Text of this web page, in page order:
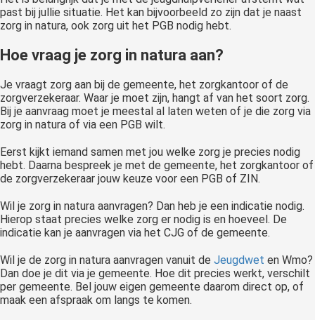
past bij jullie situatie. Het kan bijvoorbeeld zo zijn dat je naast
zorg in natura, ook zorg uit het PGB nodig hebt.
Hoe vraag je zorg in natura aan?
Je vraagt zorg aan bij de gemeente, het zorgkantoor of de
zorgverzekeraar. Waar je moet zijn, hangt af van het soort zorg.
Bij je aanvraag moet je meestal al laten weten of je die zorg via
zorg in natura of via een PGB wilt.
Eerst kijkt iemand samen met jou welke zorg je precies nodig
hebt. Daarna bespreek je met de gemeente, het zorgkantoor of
de zorgverzekeraar jouw keuze voor een PGB of ZIN.
Wil je zorg in natura aanvragen? Dan heb je een indicatie nodig.
Hierop staat precies welke zorg er nodig is en hoeveel. De
indicatie kan je aanvragen via het CJG of de gemeente.
Wil je de zorg in natura aanvragen vanuit de Jeugdwet en Wmo?
Dan doe je dit via je gemeente. Hoe dit precies werkt, verschilt
per gemeente. Bel jouw eigen gemeente daarom direct op, of
maak een afspraak om langs te komen.